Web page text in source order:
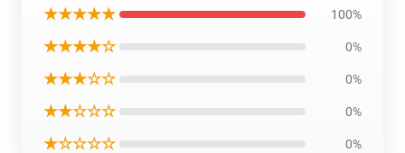
★★★★★ 100%
★★★★☆ 0%
★★★☆☆ 0%
★★☆☆☆ 0%
★☆☆☆☆ 0%